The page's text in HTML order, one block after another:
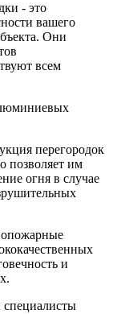
- это
вашего
Они
всем
перегородок
позволяет им
огня в случае
и